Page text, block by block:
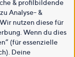
& profilbildende
Analyse- &
nutzen diese für
Wenn du dies
(für essenzielle
Deine